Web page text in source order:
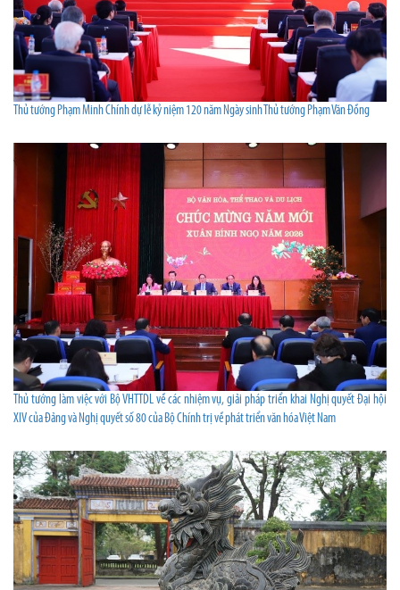
Thủ tướng Phạm Minh Chính dự lễ kỷ niệm 120 năm Ngày sinh Thủ tướng Phạm Văn Đồng
Thủ tướng làm việc với Bộ VHTTDL về các nhiệm vụ, giải pháp triển khai Nghị quyết Đại hội
XIV của Đảng và Nghị quyết số 80 của Bộ Chính trị về phát triển văn hóa Việt Nam